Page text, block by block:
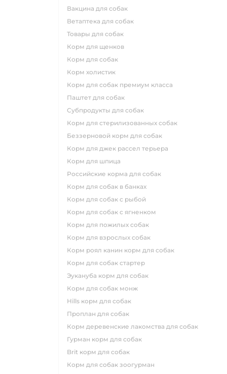
вакцина для собак
ветаптека для собак
товары для собак
корм для щенков
корм для собак
корм холистик
корм для собак премиум класса
паштет для собак
субпродукты для собак
корм для стерилизованных собак
беззерновой корм для собак
корм для джек рассел терьера
корм для шпица
российские корма для собак
корм для собак в банках
корм для собак с рыбой
корм для собак с ягненком
корм для пожилых собак
корм для взрослых собак
корм роял канин корм для собак
корм для собак стартер
эукануба корм для собак
корм для собак монж
hills корм для собак
проплан для собак
корм деревенские лакомства для собак
гурман корм для собак
brit корм для собак
корм для собак зоогурман